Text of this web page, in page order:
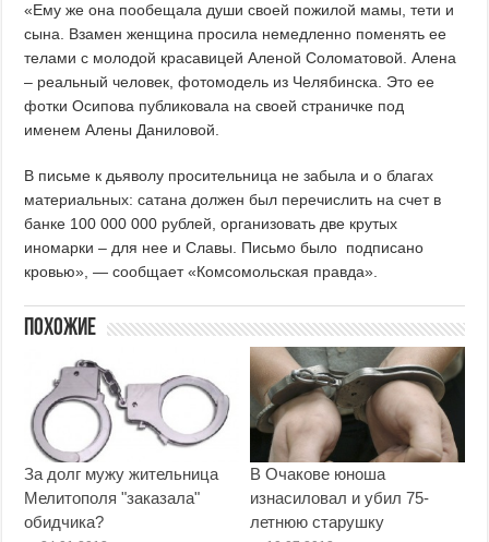
«Ему же она пообещала души своей пожилой мамы, тети и
сына. Взамен женщина просила немедленно поменять ее
телами с молодой красавицей Аленой Соломатовой. Алена
– реальный человек, фотомодель из Челябинска. Это ее
фотки Осипова публиковала на своей страничке под
именем Алены Даниловой.
В письме к дьяволу просительница не забыла и о благах
материальных: сатана должен был перечислить на счет в
банке 100 000 000 рублей, организовать две крутых
иномарки – для нее и Славы. Письмо было подписано
кровью», — сообщает «Комсомольская правда».
Похожие
За долг мужу жительница
Мелитополя "заказала"
обидчика?
В Очакове юноша
изнасиловал и убил 75-
летнюю старушку